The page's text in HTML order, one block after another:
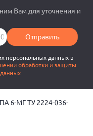
Вам для уточнения и
Отправить
персональных данных в
обработки и защиты
6-МГ ТУ 2224-036-